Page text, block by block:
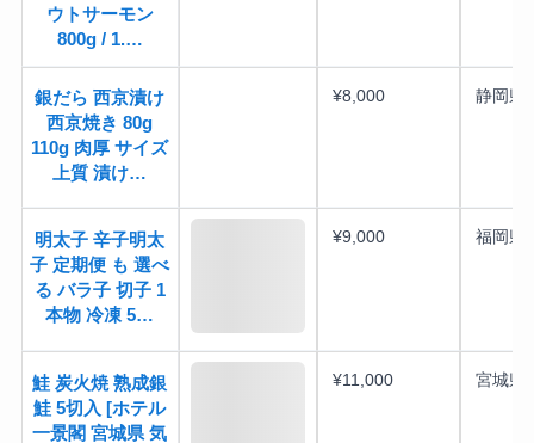
ウトサーモン
800g / 1.…
銀だら 西京漬け
西京焼き 80g
110g 肉厚 サイズ
上質 漬け…
¥8,000 静岡県
明太子 辛子明太
子 定期便 も 選べ
る バラ子 切子 1
本物 冷凍 5…
¥9,000 福岡県
鮭 炭火焼 熟成銀
鮭 5切入 [ホテル
一景閣 宮城県 気
¥11,000 宮城県